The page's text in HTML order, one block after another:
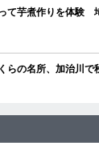
て芋煮作りを体験
らの名所、加治川で